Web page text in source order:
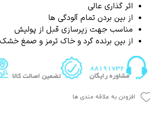
اثر گذاری عالی
از بین بردن تمام آلودگی ها
مناسب جهت زیرسازی قبل از پولیش
از بین برنده گرد و خاک ترمز و صمغ
افزودن به علاقه مندی ها